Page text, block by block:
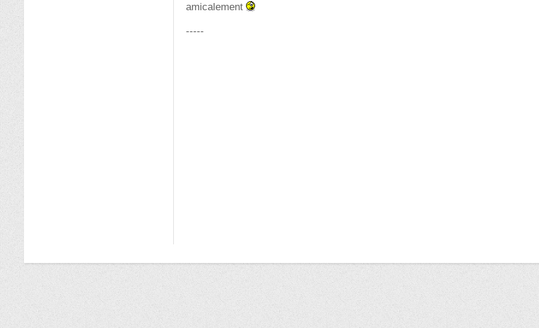
amicalement
-----